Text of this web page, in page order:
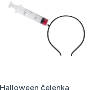
Halloween čelenka